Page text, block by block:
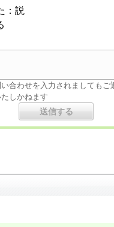
：説
い合わせを入力されましてもご
しかねます